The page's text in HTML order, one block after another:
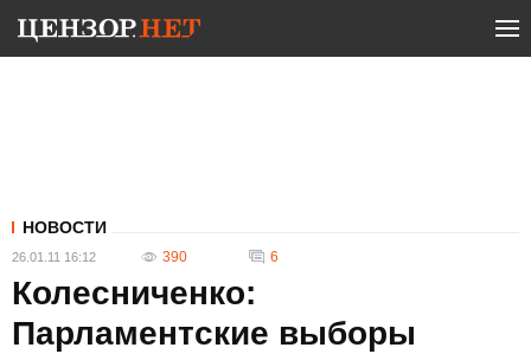
НОВОСТИ
26.01.11 16:12 390 6
Колесниченко:
Парламентские выборы